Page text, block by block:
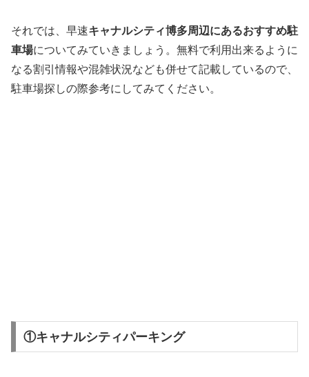
それでは、早速キャナルシティ博多周辺にあるおすすめ駐
車場についてみていきましょう。無料で利用出来るように
なる割引情報や混雑状況なども併せて記載しているので、
駐車場探しの際参考にしてみてください。
①キャナルシティパーキング